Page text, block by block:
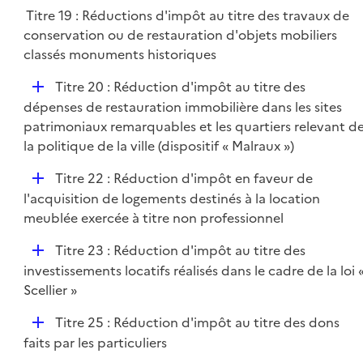
i
e
r
Titre 19 : Réductions d'impôt au titre des travaux de
conservation ou de restauration d'objets mobiliers
classés monuments historiques
D
é
p
l
r
Titre 20 : Réduction d'impôt au titre des
dépenses de restauration immobilière dans les sites
patrimoniaux remarquables et les quartiers relevant
la politique de la ville (dispositif « Malraux »)
D
é
p
e
r
Titre 22 : Réduction d'impôt en faveur de
l'acquisition de logements destinés à la location
meublée exercée à titre non professionnel
D
é
p
e
Titre 23 : Réduction d'impôt au titre des
investissements locatifs réalisés dans le cadre de la loi
Scellier »
D
é
Titre 25 : Réduction d'impôt au titre des dons
faits par les particuliers